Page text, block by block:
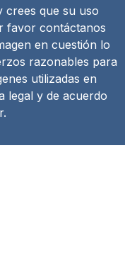
crees que su uso
favor contáctanos
en cuestión lo
razonables para
utilizadas en
legal y de acuerdo